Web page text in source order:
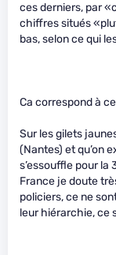
ces derniers, par
chiffres situés
bas, selon ce qui
Ca correspond à
Sur les gilets
(Nantes) et qu’on
s’essouffle pour la
France je doute
policiers, ce ne
leur hiérarchie, ce